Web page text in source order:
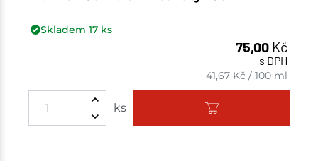
Skladem 17ks
75,00 Kč
s DPH
41,67 Kč /100 ml
ks Množství